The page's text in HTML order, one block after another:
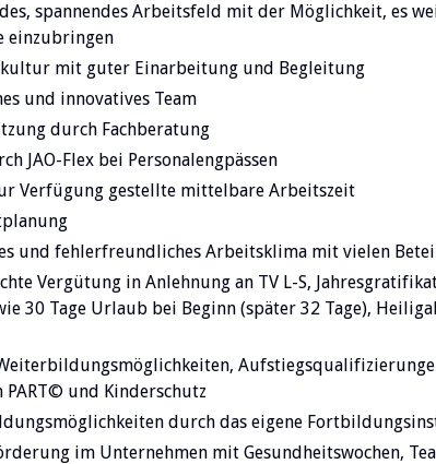
spannendes Arbeitsfeld mit der Möglichkeit, es
einzubringen
mit guter Einarbeitung und Begleitung
und innovatives Team
durch Fachberatung
JAO-Flex bei Personalengpässen
Verfügung gestellte mittelbare Arbeitszeit
und fehlerfreundliches Arbeitsklima mit vielen
Vergütung in Anlehnung an TV L-S,
30 Tage Urlaub bei Beginn (später 32 Tage),
PART© und Kinderschutz
durch das eigene
im Unternehmen mit Gesundheitswochen,